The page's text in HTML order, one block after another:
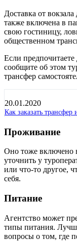
Доставка от
также включена в
свою гостиницу,
общественном
Если предпочитаете
сообщите об этом
трансфер
20.01.2020
Как заказать трансфер
Проживание
Оно тоже включено
уточнить у
или что-то другое,
себя.
Питание
Агентство может
типы питания.
вопросы о том, где